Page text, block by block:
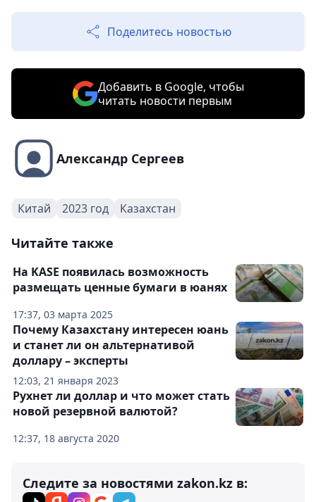
Поделитесь новостью
Добавить в Google, чтобы
читать новости первым
Александр Сергеев
Китай 2023 год Казахстан
Читайте также
17:37, 03 марта 2025
На KASE появилась возможность
размещать ценные бумаги в юанях
12:03, 21 января 2023
Почему Казахстану интересен юань
и станет ли он альтернативой
доллару – эксперты
12:37, 18 августа 2020
Рухнет ли доллар и что может стать
новой резервной валютой?
Следите за новостями zakon.kz в: